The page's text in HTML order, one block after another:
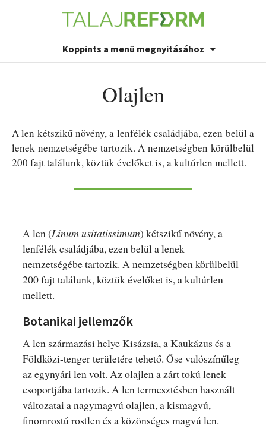
Koppints a menü megnyitásához
Olajlen
A len kétszikű növény, a lenfélék családjába, ezen belül a
lenek nemzetségébe tartozik. A nemzetségben körülbelül
200 fajt találunk, köztük évelőket is, a kultúrlen mellett.
A len (Linum usitatissimum) kétszikű növény, a
lenfélék családjába, ezen belül a lenek
nemzetségébe tartozik. A nemzetségben körülbelül
200 fajt találunk, köztük évelőket is, a kultúrlen
mellett.
Botanikai jellemzők
A len származási helye Kisázsia, a Kaukázus és a
Földközi-tenger területére tehető. Őse valószínűleg
az egynyári len volt. Az olajlen a zárt tokú lenek
csoportjába tartozik. A len termesztésben használt
változatai a nagymagvú olajlen, a kismagvú,
finomrostú rostlen és a közönséges magvú len.